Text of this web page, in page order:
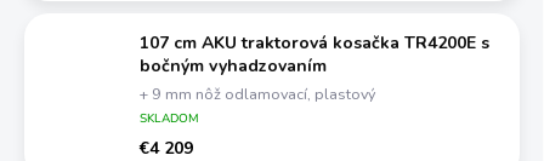
107 cm AKU traktorová kosačka TR4200E s
bočným vyhadzovaním
+ 9 mm nôž odlamovací, plastový
SKLADOM
€4 209